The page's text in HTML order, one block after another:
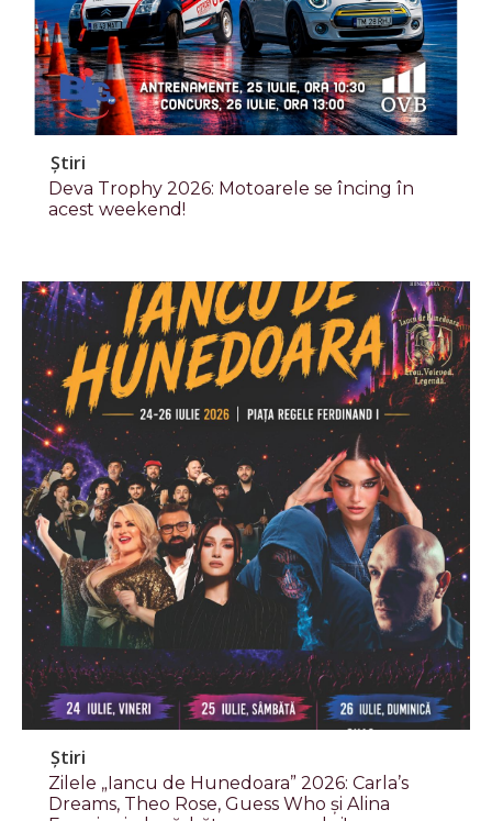
Știri
Deva Trophy 2026: Motoarele se încing în
acest weekend!
Știri
Zilele „Iancu de Hunedoara” 2026: Carla’s
Dreams, Theo Rose, Guess Who și Alina